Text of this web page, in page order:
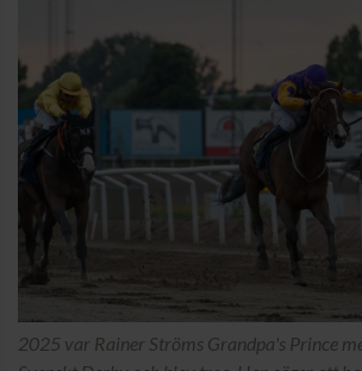
2025 var Rainer Ströms Grandpa's Prince